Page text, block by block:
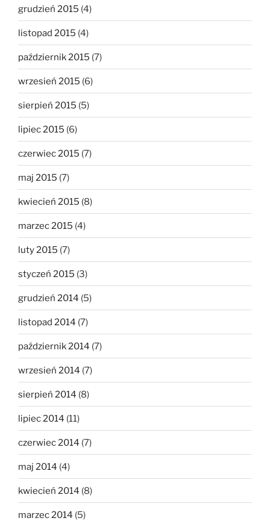
grudzień 2015 (4)
listopad 2015 (4)
październik 2015 (7)
wrzesień 2015 (6)
sierpień 2015 (5)
lipiec 2015 (6)
czerwiec 2015 (7)
maj 2015 (7)
kwiecień 2015 (8)
marzec 2015 (4)
luty 2015 (7)
styczeń 2015 (3)
grudzień 2014 (5)
listopad 2014 (7)
październik 2014 (7)
wrzesień 2014 (7)
sierpień 2014 (8)
lipiec 2014 (11)
czerwiec 2014 (7)
maj 2014 (4)
kwiecień 2014 (8)
marzec 2014 (5)